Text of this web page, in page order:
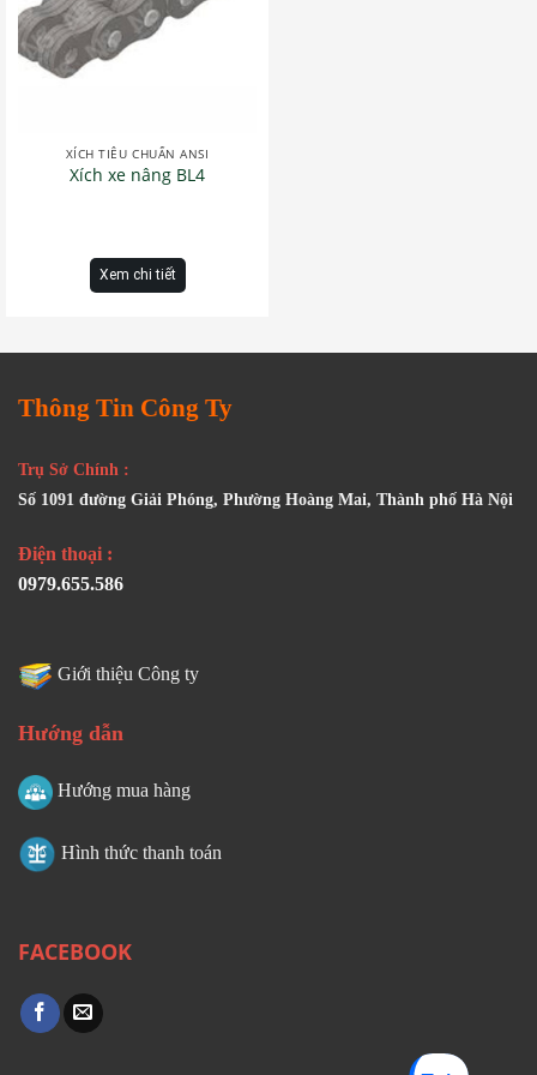
XÍCH TIÊU CHUẨN ANSI
Xích xe nâng BL4
Xem chi tiết
Thông Tin Công Ty
Trụ Sở Chính :
Số 1091 đường Giải Phóng, Phường Hoàng Mai, Thành phố Hà Nội
Điện thoại :
0979.655.586
Giới thiệu Công ty
Hướng dẫn
Hướng mua hàng
Hình thức thanh toán
FACEBOOK